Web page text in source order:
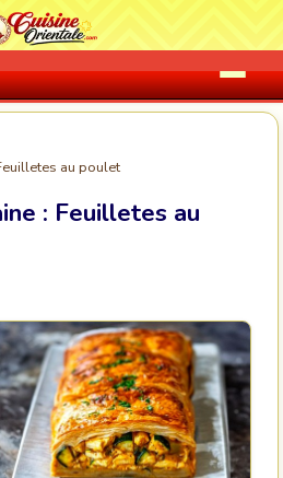
au poulet
: Feuilletes au